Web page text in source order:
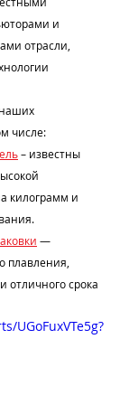
и
отрасли,
числе:
– известны
килограмм и
—
плавления,
отличного срока
UGoFuxVTe5g?